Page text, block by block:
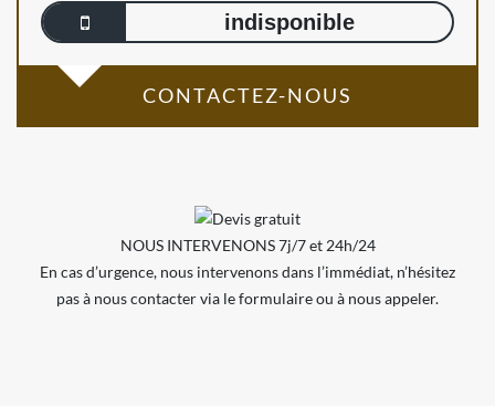
indisponible
CONTACTEZ-NOUS
NOUS INTERVENONS 7j/7 et 24h/24
En cas d’urgence, nous intervenons dans l’immédiat, n’hésitez
pas à nous contacter via le formulaire ou à nous appeler.